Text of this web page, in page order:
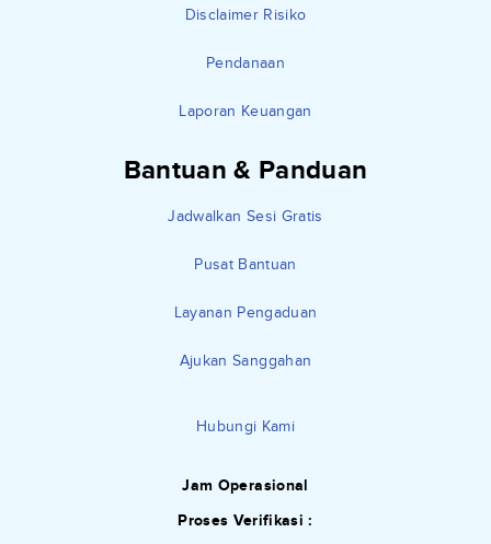
Disclaimer Risiko
Pendanaan
Laporan Keuangan
Bantuan & Panduan
Jadwalkan Sesi Gratis
Pusat Bantuan
Layanan Pengaduan
Ajukan Sanggahan
Hubungi Kami
Jam Operasional
Proses Verifikasi :